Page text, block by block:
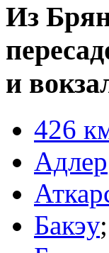
Из
и
426
Адлер
Бакэу;